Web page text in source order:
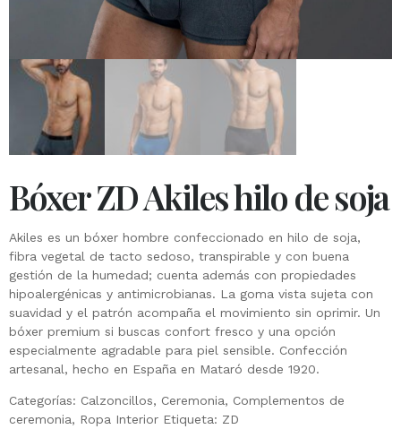
Bóxer ZD Akiles hilo de soja
Akiles es un bóxer hombre confeccionado en hilo de soja,
fibra vegetal de tacto sedoso, transpirable y con buena
gestión de la humedad; cuenta además con propiedades
hipoalergénicas y antimicrobianas. La goma vista sujeta con
suavidad y el patrón acompaña el movimiento sin oprimir. Un
bóxer premium si buscas confort fresco y una opción
especialmente agradable para piel sensible. Confección
artesanal, hecho en España en Mataró desde 1920.
Categorías: Calzoncillos, Ceremonia, Complementos de
ceremonia, Ropa Interior Etiqueta: ZD